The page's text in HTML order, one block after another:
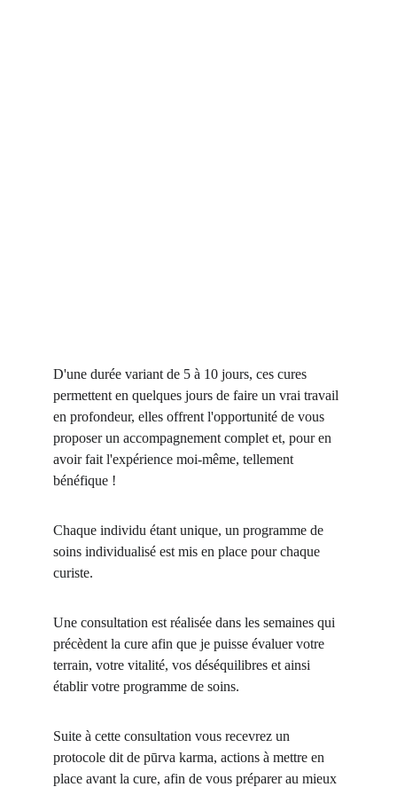
D'une durée variant de 5 à 10 jours, ces cures
permettent en quelques jours de faire un vrai travail
en profondeur, elles offrent l'opportunité de vous
proposer un accompagnement complet et, pour en
avoir fait l'expérience moi-même, tellement
bénéfique !
Chaque individu étant unique, un programme de
soins individualisé est mis en place pour chaque
curiste.
Une consultation est réalisée dans les semaines qui
précèdent la cure afin que je puisse évaluer votre
terrain, votre vitalité, vos déséquilibres et ainsi
établir votre programme de soins.
Suite à cette consultation vous recevrez un
protocole dit de pūrva karma, actions à mettre en
place avant la cure, afin de vous préparer au mieux